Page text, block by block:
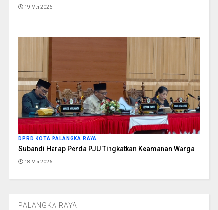
19 Mei 2026
DPRD KOTA PALANGKA RAYA
Subandi Harap Perda PJU Tingkatkan Keamanan Warga
18 Mei 2026
PALANGKA RAYA